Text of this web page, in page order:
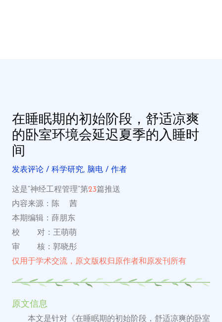
在睡眠期的初始阶段，舒适凉爽
的卧室环境会延迟夏季的入睡时
间
发表评论 / 科学研究, 脑电/ 作者
这是“神经工程管理”第23篇推送
内容来源：陈 茜
本期编辑：薛朋东
校 对：王萌萌
审 核：郭晓彤
仅用于学术交流，原文版权归原作者和原发刊所有
原文信息
本文是针对《在睡眠期的初始阶段，舒适凉爽的卧室